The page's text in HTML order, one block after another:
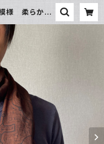
様 柔らか短
| アマゾン
バッグと雑貨